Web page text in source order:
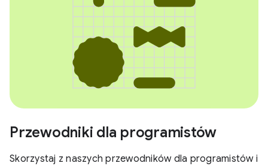
Przewodniki dla programistów
Skorzystaj z naszych przewodników dla programistów i